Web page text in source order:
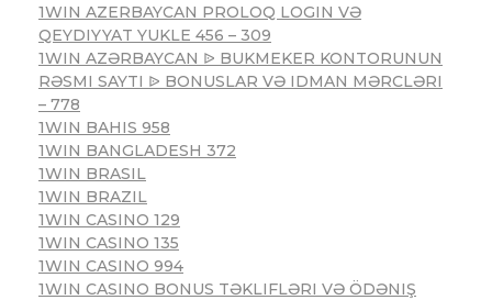
1WIN AZERBAYCAN PROLOQ LOGIN VƏ
QEYDIYYAT YUKLE 456 – 309
1WIN AZƏRBAYCAN ᐉ BUKMEKER KONTORUNUN
RƏSMI SAYTI ᐉ BONUSLAR VƏ IDMAN MƏRCLƏRI
– 778
1WIN BAHIS 958
1WIN BANGLADESH 372
1WIN BRASIL
1WIN BRAZIL
1WIN CASINO 129
1WIN CASINO 135
1WIN CASINO 994
1WIN CASINO BONUS TƏKLIFLƏRI VƏ ÖDƏNIŞ